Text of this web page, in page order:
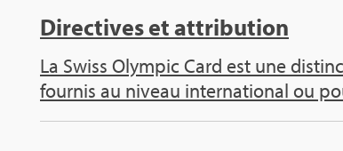
Direc­tives et attri­bu­tion
La Swiss Olym­pic Card est une
four­nis au niveau inter­na­tio­nal ou